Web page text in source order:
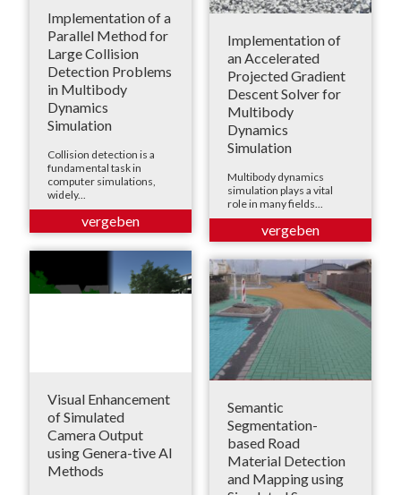
Implementation of a
Parallel Method for
Large Collision
Detection Problems
in Multibody
Dynamics
Simulation
Collision detection is a
fundamental task in
computer simulations,
widely...
Implementation of
an Accelerated
Projected Gradient
Descent Solver for
Multibody
Dynamics
Simulation
Multibody dynamics
simulation plays a vital
role in many fields...
Visual Enhancement
of Simulated
Camera Output
using Genera-tive AI
Methods
Semantic
Segmentation-
based Road
Material Detection
and Mapping using